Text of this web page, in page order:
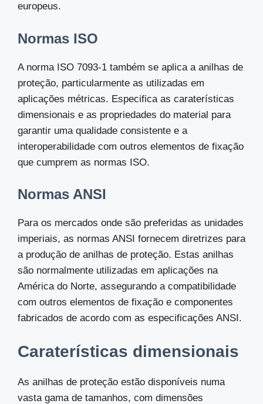
europeus.
Normas ISO
A norma ISO 7093-1 também se aplica a anilhas de
proteção, particularmente as utilizadas em
aplicações métricas. Especifica as caraterísticas
dimensionais e as propriedades do material para
garantir uma qualidade consistente e a
interoperabilidade com outros elementos de fixação
que cumprem as normas ISO.
Normas ANSI
Para os mercados onde são preferidas as unidades
imperiais, as normas ANSI fornecem diretrizes para
a produção de anilhas de proteção. Estas anilhas
são normalmente utilizadas em aplicações na
América do Norte, assegurando a compatibilidade
com outros elementos de fixação e componentes
fabricados de acordo com as especificações ANSI.
Caraterísticas dimensionais
As anilhas de proteção estão disponíveis numa
vasta gama de tamanhos, com dimensões